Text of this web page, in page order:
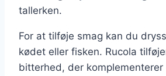
tallerken.
For at tilføje smag kan du
kødet eller fisken. Rucola
bitterhed, der komplementerer